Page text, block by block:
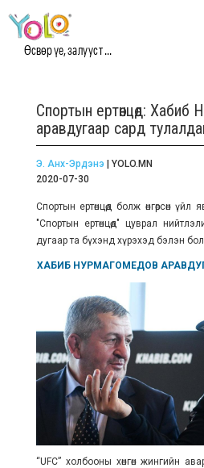
Өсвөр үе, залууст ...
Спортын ертөнцөд: Хабиб
аравдугаар сард
Э. Анх-Эрдэнэ | YOLO.MN
2020-07-30
Спортын ертөнцөд болж өнгөрсөн
"Спортын ертөнцөд" цуврал
дугаар та бүхэнд хүрэхэд бэлэн
ХАБИБ НУРМАГОМЕДОВ
“UFC” холбооны хөнгөн жингийн